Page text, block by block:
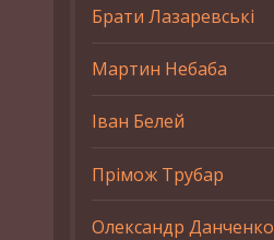
Брати Лазаревські
Мартин Небаба
Іван Белей
Прімож Трубар
Олександр Данченко